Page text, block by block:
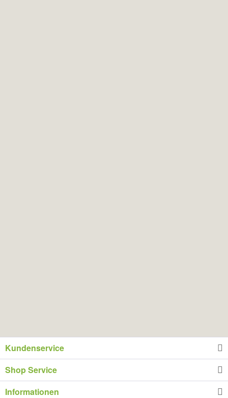
Kundenservice
Shop Service
Informationen